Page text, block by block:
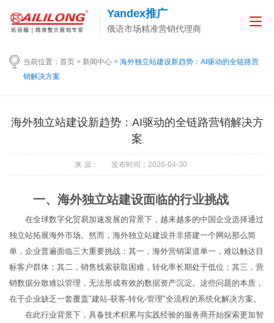
Yandex推广
俄语市场精准营销代理商
当前位置： 首页 > 新闻中心 > 海外独立站建设新趋势：AI驱动的全链路营
销解决方案
海外独立站建设新趋势：AI驱动的全链路营销解决方
案
来 源： 发布时间：2026-04-30
一、海外独立站建设面临的行业挑战
在全球数字化贸易加速发展的背景下，越来越多的中国企业选择通过
独立站拓展海外市场。然而，海外独立站建设并非搭建一个网站那么简
单，企业普遍面临三大重要挑战：其一，海外营销渠道单一，难以触达目
标客户群体；其二，销售线索获取困难，转化率长期处于低位；其三，营
销数据分散难以管理，无法形成有效的数据资产沉淀。这些问题的本质，
在于企业缺乏一套覆盖"建站-获客-转化-管理"全流程的系统化解决方案。
在此行业背景下，具备技术积累与实践经验的服务商开始探索更加智